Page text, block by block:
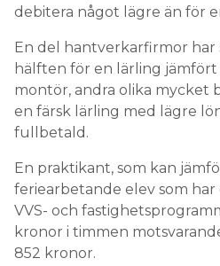
debitera något lägre än för
En del hantverkarfirmor har
hälften för en lärling
montör, andra olika mycket
en färsk lärling med lägre
fullbetald.
En praktikant, som kan
feriearbetande elev som
VVS- och
kronor i timmen
852 kronor.